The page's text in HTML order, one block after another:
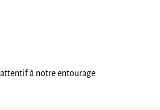
attentif à notre entourage